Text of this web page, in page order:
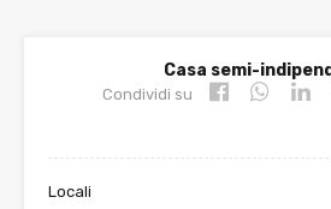
Casa semi-
Condividi su
Locali